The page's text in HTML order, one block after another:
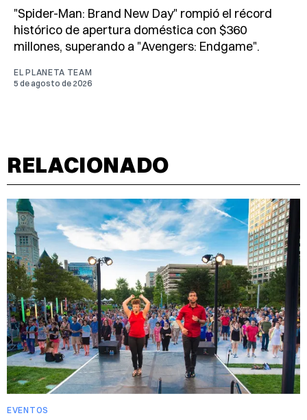
"Spider-Man: Brand New Day" rompió el récord
histórico de apertura doméstica con $360
millones, superando a "Avengers: Endgame".
EL PLANETA TEAM
5 de agosto de 2026
RELACIONADO
EVENTOS